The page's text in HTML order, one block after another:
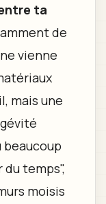
ta
de
vienne
mais une
beaucoup
temps",
moisis